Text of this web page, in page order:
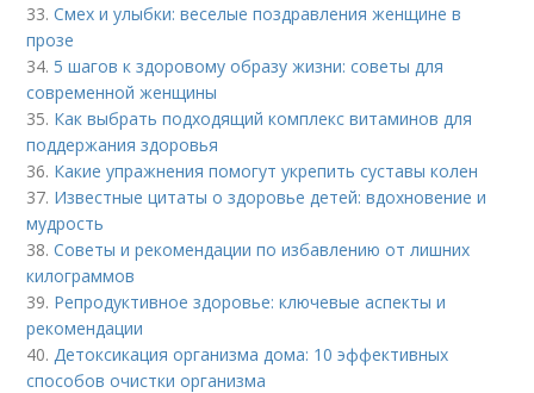
33.Смех и улыбки: веселые поздравления женщине в
прозе
34. 5 шагов к здоровому образу жизни: советы для
современной женщины
35. Как выбрать подходящий комплекс витаминов для
поддержания здоровья
36. Какие упражнения помогут укрепить суставы колен
37. Известные цитаты о здоровье детей: вдохновение и
мудрость
38.Советы и рекомендации по избавлению от лишних
килограммов
39. Репродуктивное здоровье: ключевые аспекты и
рекомендации
40. Детоксикация организма дома: 10 эффективных
способов очистки организма